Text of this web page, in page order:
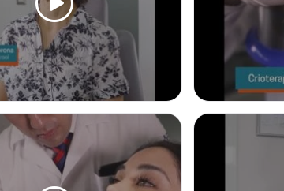
CONTACTAR
LÁSER CO2
EL láser CO2
cicatrices de acné,
su alto perfil de
resultados garantizados.